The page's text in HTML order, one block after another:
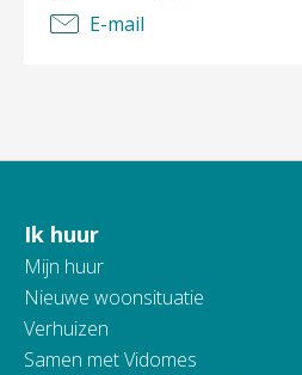
E-mail
Contactinformatie
Ik huur
Mijn huur
Nieuwe woonsituatie
Verhuizen
Samen met Vidomes